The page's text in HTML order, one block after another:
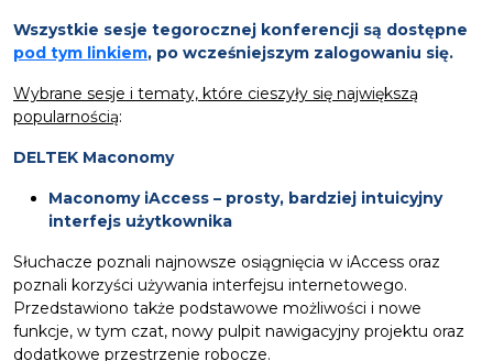
Wszystkie sesje tegorocznej konferencji są dostępne
pod tym linkiem, po wcześniejszym zalogowaniu się.
Wybrane sesje i tematy, które cieszyły się największą
popularnością:
DELTEK Maconomy
Maconomy iAccess – prosty, bardziej intuicyjny
interfejs użytkownika
Słuchacze poznali najnowsze osiągnięcia w iAccess oraz
poznali korzyści używania interfejsu internetowego.
Przedstawiono także podstawowe możliwości i nowe
funkcje, w tym czat, nowy pulpit nawigacyjny projektu oraz
dodatkowe przestrzenie robocze.